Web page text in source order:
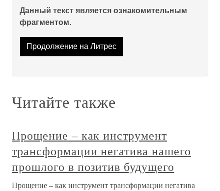
Данный текст является ознакомительным
фрагментом.
Продолжение на Литрес
Читайте также
Прощение – как инструмент
трансформации негатива нашего
прошлого в позитив будущего
Прощение – как инструмент трансформации негатива